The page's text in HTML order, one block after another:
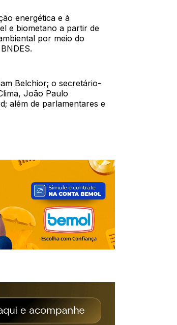
energética e à
e biometano a partir de
por meio do
Belchior; o secretário-
João Paulo
além de parlamentares e